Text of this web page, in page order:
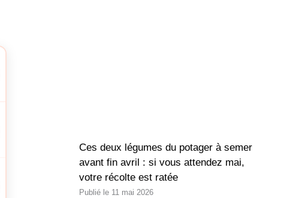
Ces deux légumes du potager à semer
avant fin avril : si vous attendez mai,
votre récolte est ratée
11 mai 2026